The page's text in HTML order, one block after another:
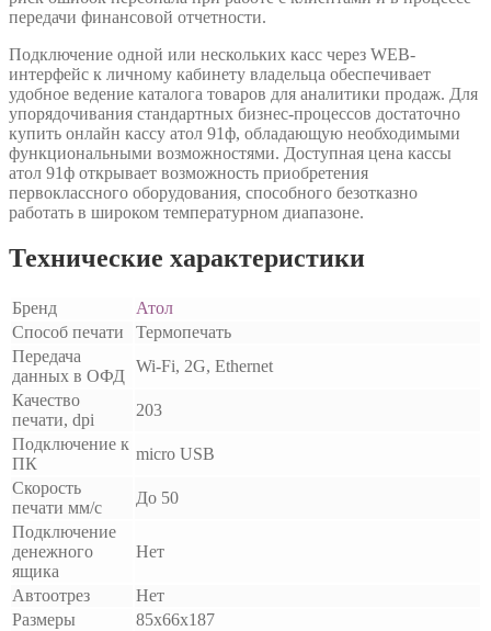
передачи финансовой отчетности.
Подключение одной или нескольких касс через WEB-
интерфейс к личному кабинету владельца обеспечивает
удобное ведение каталога товаров для аналитики продаж. Для
упорядочивания стандартных бизнес-процессов достаточно
купить онлайн кассу атол 91ф, обладающую необходимыми
функциональными возможностями. Доступная цена кассы
атол 91ф открывает возможность приобретения
первоклассного оборудования, способного безотказно
работать в широком температурном диапазоне.
Технические характеристики
Бренд
Атол
Способ печати
Термопечать
Передача
данных в ОФД
Wi-Fi, 2G, Ethernet
Качество
печати, dpi
203
Подключение к
ПК
micro USB
Скорость
печати мм/с
До 50
Подключение
денежного
ящика
Нет
Автоотрез
Нет
Размеры
85х66х187